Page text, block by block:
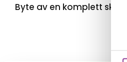
Byte av en komplett skärm